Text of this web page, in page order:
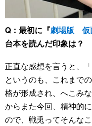
Q：最初に『劇場版 仮
台本を読んだ印象は？
正直な感想を言うと、
というのも、これまで
格が形成され、へこみ
からまた今回、精神的
ので、戦兎ってそんな